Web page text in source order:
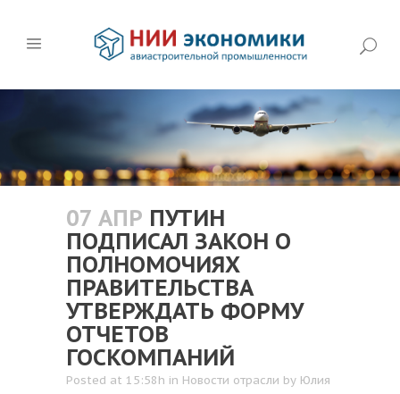
07 АПР ПУТИН
ПОДПИСАЛ ЗАКОН О
ПОЛНОМОЧИЯХ
ПРАВИТЕЛЬСТВА
УТВЕРЖДАТЬ ФОРМУ
ОТЧЕТОВ
ГОСКОМПАНИЙ
Posted at 15:58h in Новости отрасли by Юлия